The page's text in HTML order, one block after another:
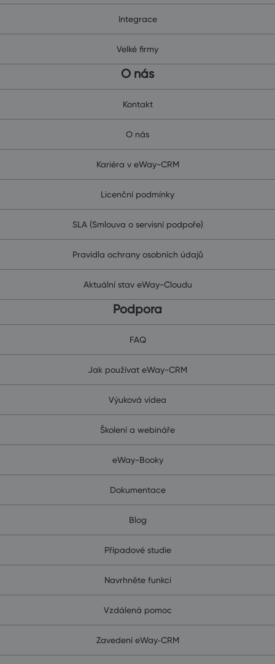
Integrace
Velké firmy
O nás
Kontakt
O nás
Kariéra v eWay-CRM
Licenční podmínky
SLA (Smlouva o servisní podpoře)
Pravidla ochrany osobních údajů
Aktuální stav eWay-Cloudu
Podpora
FAQ
Jak používat eWay-CRM
Výuková videa
Školení a webináře
eWay-Booky
Dokumentace
Blog
Případové studie
Navrhněte funkci
Vzdálená pomoc
Zavedení eWay‑CRM